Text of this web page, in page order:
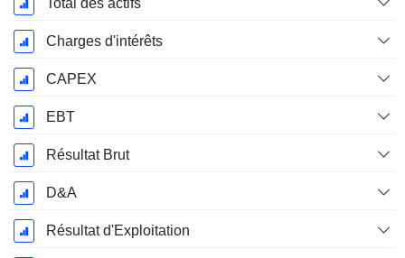
Total des actifs
Charges d'intérêts
CAPEX
EBT
Résultat Brut
D&A
Résultat d'Exploitation